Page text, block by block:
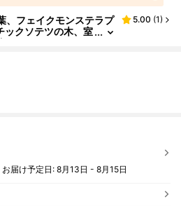
、フェイクモンステラプ
ックソテツの木、室
5.00 (1)
お届け予定日: 8月13日 - 8月15日